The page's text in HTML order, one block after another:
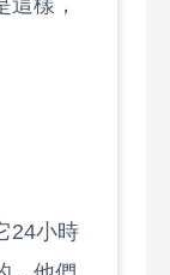
樣，
24小時